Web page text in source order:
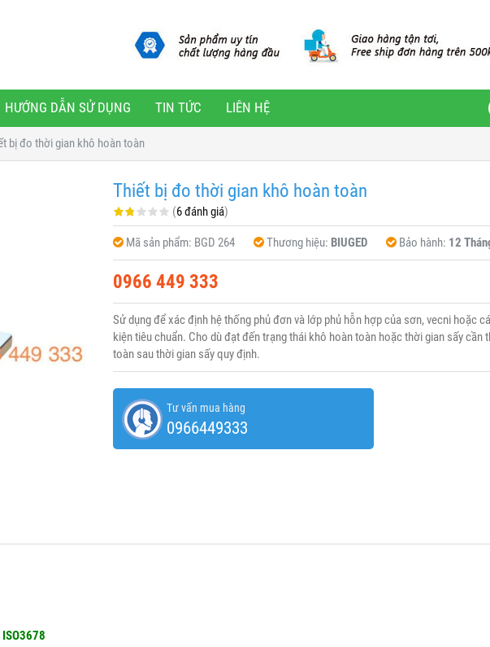
HƯỚNG DẪN SỬ DỤNG TIN TỨC LIÊN HỆ
bị đo thời gian khô hoàn toàn
Thiết bị đo thời gian khô hoàn toàn
(6 đánh giá)
Mã sản phẩm: BGD 264 Thương hiệu: BIUGED Bảo hành: 12
0966 449 333
Sử dụng để xác định hệ thống phủ đơn và lớp phủ hỗn hợp của sơn, vecni hoặc
kiện tiêu chuẩn. Cho dù đạt đến trạng thái khô hoàn toàn hoặc thời gian sấy cần
toàn sau thời gian sấy quy định.
Tư vấn mua hàng
0966449333